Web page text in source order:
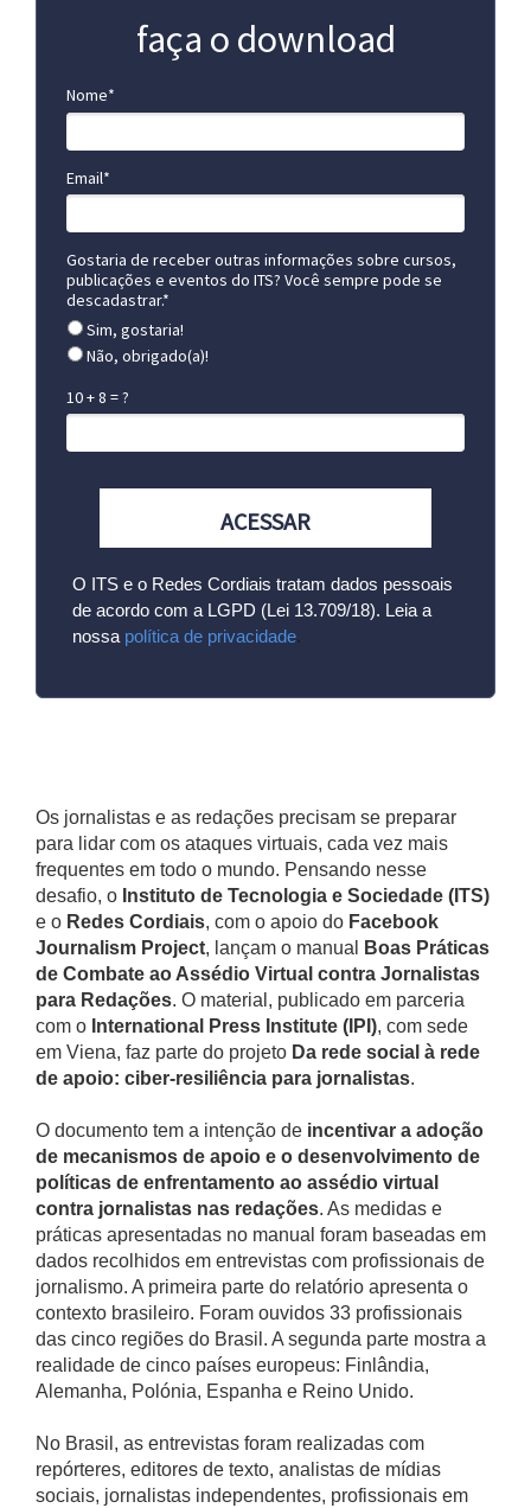
faça o download
Nome*
Email*
Gostaria de receber outras informações sobre cursos,
publicações e eventos do ITS? Você sempre pode se
descadastrar.*
Sim, gostaria!
Não, obrigado(a)!
10 + 8 = ?
ACESSAR
O ITS e o Redes Cordiais tratam dados pessoais
de acordo com a LGPD (Lei 13.709/18). Leia a
nossa política de privacidade.
Os jornalistas e as redações precisam se preparar
para lidar com os ataques virtuais, cada vez mais
frequentes em todo o mundo. Pensando nesse
desafio, o Instituto de Tecnologia e Sociedade (ITS)
e o Redes Cordiais, com o apoio do Facebook
Journalism Project, lançam o manual
Boas Práticas
de Combate ao Assédio Virtual contra Jornalistas
para Redações. O material, publicado em parceria
com o International Press Institute (IPI), com sede
em Viena, faz parte do projeto Da rede social à rede
de apoio: ciber-resiliência para jornalistas.
O documento tem a intenção de incentivar a adoção
de mecanismos de apoio e o desenvolvimento de
políticas de enfrentamento ao assédio virtual
contra jornalistas nas redações. As medidas e
práticas apresentadas no manual foram baseadas em
dados recolhidos em entrevistas com profissionais de
jornalismo. A primeira parte do relatório apresenta o
contexto brasileiro. Foram ouvidos 33 profissionais
das cinco regiões do Brasil. A segunda parte mostra a
realidade de cinco países europeus: Finlândia,
Alemanha, Polónia, Espanha e Reino Unido.
No Brasil, as entrevistas foram realizadas com
repórteres, editores de texto, analistas de mídias
sociais, jornalistas independentes, profissionais em